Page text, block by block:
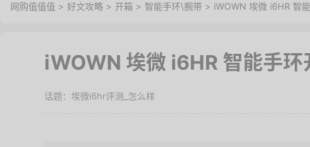
网购值值值 > 好文攻略 > 开箱 > 智能手环\腕带 > iWOWN 埃微 i6HR 智
iWOWN 埃微 i6HR 智能手环
埃微i6hr评测_怎么样